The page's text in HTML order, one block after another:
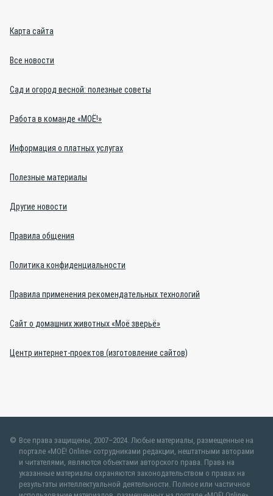
Карта сайта
Все новости
Сад и огород весной: полезные советы
Работа в команде «МОЁ!»
Информация о платных услугах
Полезные материалы
Другие новости
Правила общения
Политика конфиденциальности
Правила применения рекомендательных технологий
Сайт о домашних животных «Моё зверьё»
Центр интернет-проектов (изготовление сайтов)
Все права защищены, 2007–2024. Любые материалы, размещенные на
портале «МОЁ! Online» сотрудниками редакции, нештатными авторами
и читателями, являются объектами авторского права. Права на
указанные материалы охраняются законодательством о правах на
результаты интеллектуальной деятельности. Полное или частичное